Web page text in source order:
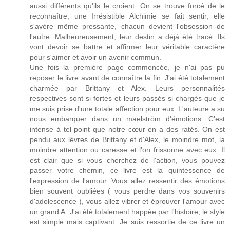
aussi différents qu'ils le croient. On se trouve forcé de le
reconnaître, une Irrésistible Alchimie se fait sentir, elle
s'avère même pressante, chacun devient l'obsession de
l'autre. Malheureusement, leur destin a déjà été tracé. Ils
vont devoir se battre et affirmer leur véritable caractère
pour s'aimer et avoir un avenir commun.
Une fois la première page commencée, je n'ai pas pu
reposer le livre avant de connaître la fin. J'ai été totalement
charmée par Brittany et Alex. Leurs personnalités
respectives sont si fortes et leurs passés si chargés que je
me suis prise d'une totale affection pour eux. L'auteure a su
nous embarquer dans un maelström d'émotions. C'est
intense à tel point que notre cœur en a des ratés. On est
pendu aux lèvres de Brittany et d'Alex, le moindre mot, la
moindre attention ou caresse et l'on frissonne avec eux. Il
est clair que si vous cherchez de l'action, vous pouvez
passer votre chemin, ce livre est la quintessence de
l'expression de l'amour. Vous allez ressentir des émotions
bien souvent oubliées ( vous perdre dans vos souvenirs
d'adolescence ), vous allez vibrer et éprouver l'amour avec
un grand A. J'ai été totalement happée par l'histoire, le style
est simple mais captivant. Je suis ressortie de ce livre un